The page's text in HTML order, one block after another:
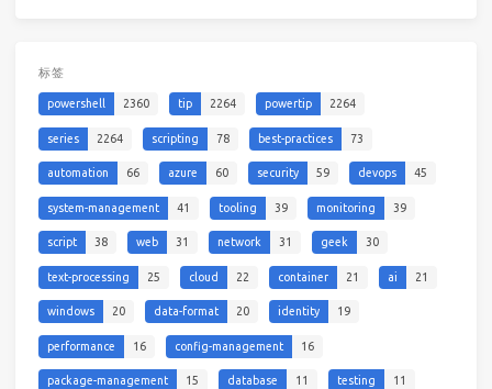
标签
powershell 2360 tip 2264 powertip 2264
series 2264 scripting 78 best-practices 73
automation 66 azure 60 security 59 devops 45
system-management 41 tooling 39 monitoring 39
script 38 web 31 network 31 geek 30
text-processing 25 cloud 22 container 21 ai 21
windows 20 data-format 20 identity 19
performance 16 config-management 16
package-management 15 database 11 testing 11